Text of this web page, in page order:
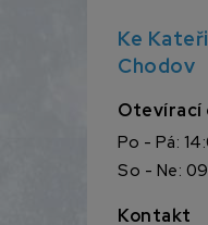
Ke
Chodov
Otevírací
Po - Pá:
So - Ne:
Kontakt